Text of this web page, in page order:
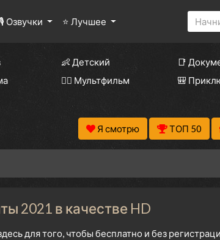
🎙 Озвучки ⭐ Лучшее
👶 Детский 📑
🧚‍♀️ Мультфильм 🎒
Я смотрю ТОП 50
2021 в качестве HD
для того, чтобы бесплатно и без